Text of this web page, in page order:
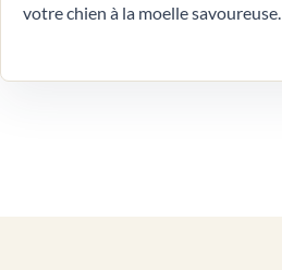
votre chien à la moelle savoureuse.